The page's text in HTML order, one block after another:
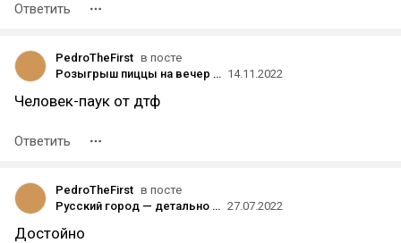
Ответить
PedroTheFirst в посте
Розыгрыш пиццы на вечер пятницы 14.11.2022
Человек-паук от дтф
Ответить
PedroTheFirst в посте
Русский город — детально воссоздаю Тольятти в Cities: Skylines 27.07.2022
Достойно